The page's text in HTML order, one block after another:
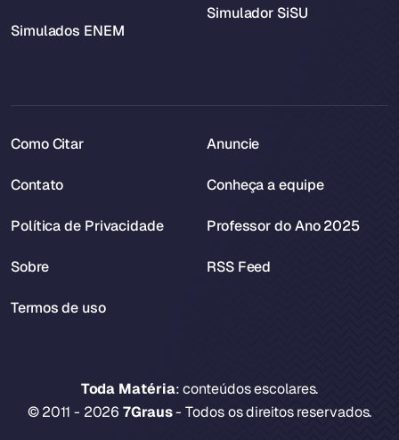
Simulados ENEM
Simulador SiSU
Toda Matéria: conteúdos escolares.
© 2011 - 20267Graus- Todos os direitos reservados.
Como Citar
Contato
Política de Privacidade
Sobre
Termos de uso
Anuncie
Conheça a equipe
Professor do Ano 2025
RSS Feed